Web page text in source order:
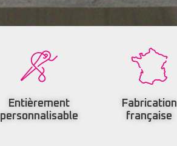
Entièrement
personnalisable
Fabrication
française